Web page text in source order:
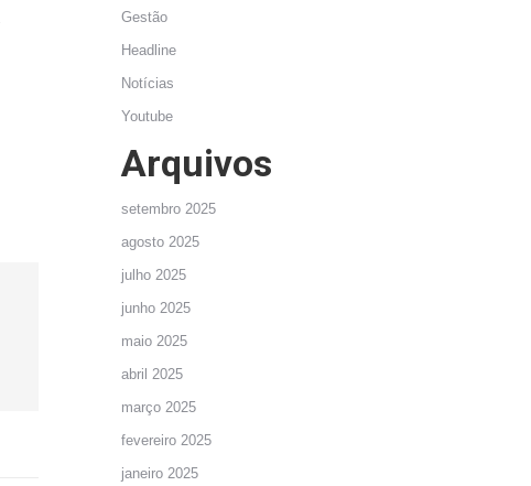
Gestão
Headline
Notícias
Youtube
Arquivos
setembro 2025
agosto 2025
julho 2025
junho 2025
maio 2025
abril 2025
março 2025
fevereiro 2025
janeiro 2025